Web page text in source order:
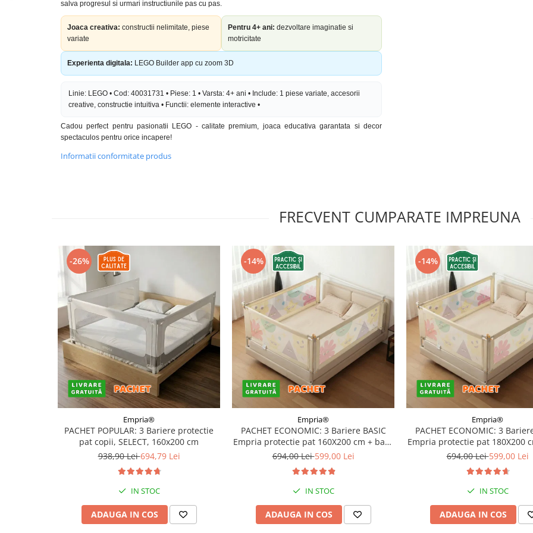
salva progresul si urmari instructiunile pas cu pas.
Joaca creativa: constructii nelimitate, piese
variate
Pentru 4+ ani: dezvoltare imaginatie si
motricitate
Experienta digitala: LEGO Builder app cu zoom 3D
Linie: LEGO • Cod: 40031731 • Piese: 1 • Varsta: 4+ ani • Include: 1 piese variate, accesorii
creative, constructie intuitiva • Functii: elemente interactive •
Cadou perfect pentru pasionatii LEGO - calitate premium, joaca educativa garantata si decor
spectaculos pentru orice incapere!
Informatii conformitate produs
FRECVENT CUMPARATE IMPREUNA
-26%
Empria®
PACHET POPULAR: 3 Bariere protectie
pat copii, SELECT, 160x200 cm
938,90 Lei694,79 Lei
IN STOC
ADAUGA IN COS
-14%
Empria®
PACHET ECONOMIC: 3 Bariere BASIC
Empria protectie pat 160X200 cm + bara
stabilizatoare
694,00 Lei599,00 Lei
IN STOC
ADAUGA IN COS
-14%
Empria®
PACHET ECONOMIC: 3
Empria protectie pat 180X200
stabilizatoare
694,00 Lei599,00 Lei
IN STOC
ADAUGA IN COS